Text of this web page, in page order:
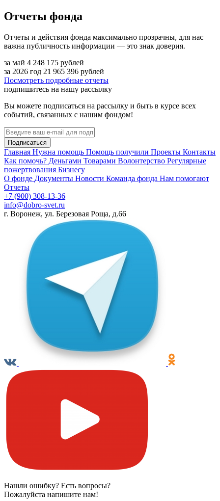
Отчеты фонда
Отчеты и действия фонда максимально прозрачны, для нас
важна публичность информации — это знак доверия.
за май 4 248 175 рублей
за 2026 год 21 965 396 рублей
Посмотреть подробные отчеты
подпишитесь на нашу рассылку
Вы можете подписаться на рассылку и быть в курсе всех
событий, связанных с нашим фондом!
Подписаться
Главная Нужна помощь Помощь получили Проекты Контакты
Как помочь? Деньгами Товарами Волонтерство Регулярные
пожертвования Бизнесу
О фонде Документы Новости Команда фонда Нам помогают
Отчеты
+7 (900) 308-13-36
info@dobro-svet.ru
г. Воронеж, ул. Березовая Роща, д.66
Нашли ошибку? Есть вопросы?
Пожалуйста напишите нам!